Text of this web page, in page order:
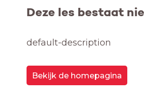
Deze les bestaat
default-description
Bekijk de homepagina